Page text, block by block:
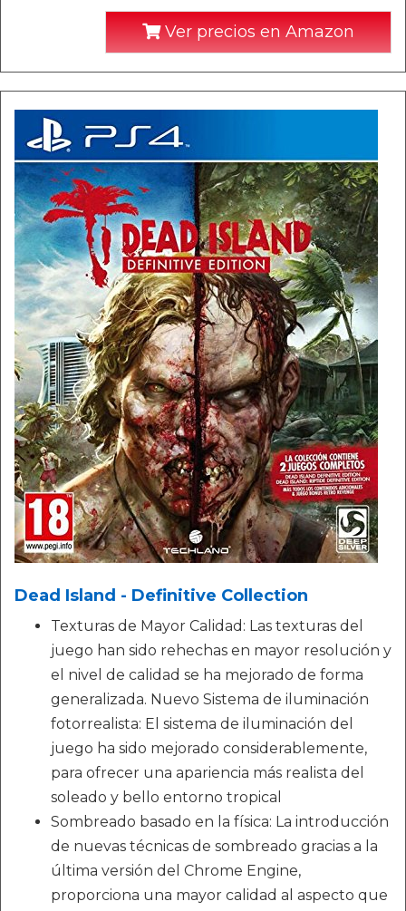
Ver precios en Amazon
Dead Island - Definitive Collection
Texturas de Mayor Calidad: Las texturas del
juego han sido rehechas en mayor resolución y
el nivel de calidad se ha mejorado de forma
generalizada. Nuevo Sistema de iluminación
fotorrealista: El sistema de iluminación del
juego ha sido mejorado considerablemente,
para ofrecer una apariencia más realista del
soleado y bello entorno tropical
Sombreado basado en la física: La introducción
de nuevas técnicas de sombreado gracias a la
última versión del Chrome Engine,
proporciona una mayor calidad al aspecto que